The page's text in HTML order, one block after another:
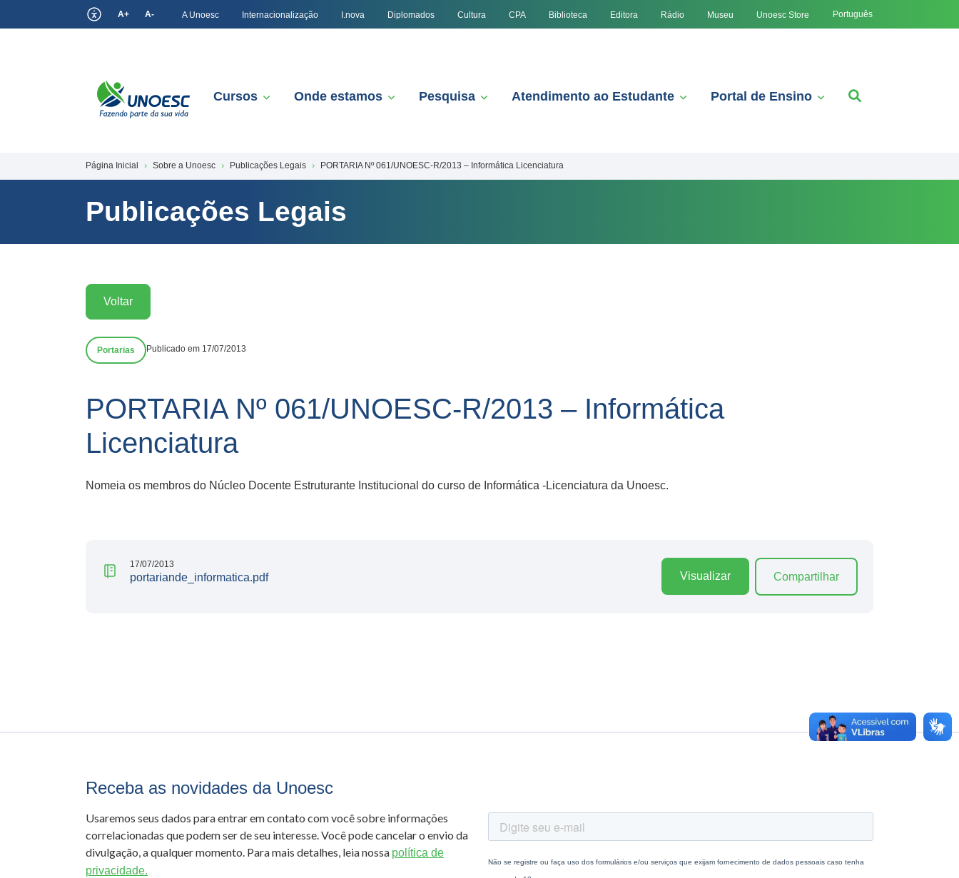
A+ A- A Unoesc Internacionalização I.nova Diplomados Cultura CPA Biblioteca Editora Rádio Museu Unoesc Store Português
Cursos Onde estamos Pesquisa Atendimento ao Estudante Portal de Ensino
Página Inicial Sobre a Unoesc Publicações Legais PORTARIA Nº 061/UNOESC-R/2013 – Informática Licenciatura
Publicações Legais
Voltar
Portarias Publicado em 17/07/2013
PORTARIA Nº 061/UNOESC-R/2013 – Informática
Licenciatura
Nomeia os membros do Núcleo Docente Estruturante Institucional do curso de Informática -Licenciatura da Unoesc.
17/07/2013
portariande_informatica.pdf Visualizar Compartilhar
Receba as novidades da Unoesc
Usaremos seus dados para entrar em contato com você sobre informações
correlacionadas que podem ser de seu interesse. Você pode cancelar o envio da
divulgação, a qualquer momento. Para mais detalhes, leia nossa política de
privacidade.